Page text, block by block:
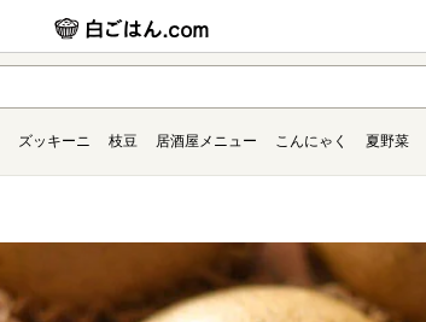
ズッキーニ 枝豆 居酒屋メニュー こんにゃく 夏野菜